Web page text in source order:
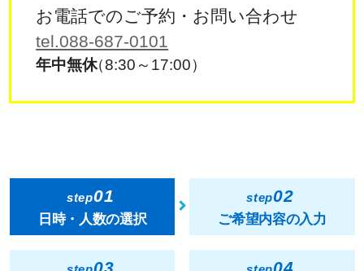
お電話でのご予約・お問い合わせ
tel.088-687-0101
年中無休（8:30～17:00）
step01
日時・人数の選択
step02
ご希望内容の入力